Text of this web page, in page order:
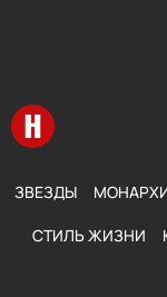
Перейти на
ЗВЕЗДЫ
СТИЛЬ ЖИЗНИ